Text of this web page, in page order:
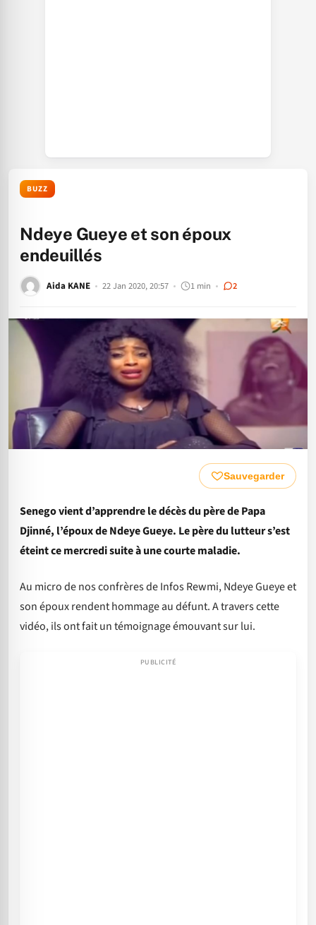
BUZZ
Ndeye Gueye et son époux
endeuillés
Aida KANE 22 Jan 2020, 20:57 1 min 2
Sauvegarder
Senego vient d’apprendre le décès du père de Papa
Djinné, l’époux de Ndeye Gueye. Le père du lutteur s’est
éteint ce mercredi suite à une courte maladie.
Au micro de nos confrères de Infos Rewmi, Ndeye Gueye et
son époux rendent hommage au défunt. A travers cette
vidéo, ils ont fait un témoignage émouvant sur lui.